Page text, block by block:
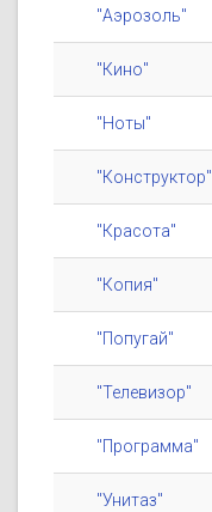
"Аэрозоль"
"Кино"
"Ноты"
"Конструктор"
"Красота"
"Копия"
"Попугай"
"Телевизор"
"Программа"
"Унитаз"